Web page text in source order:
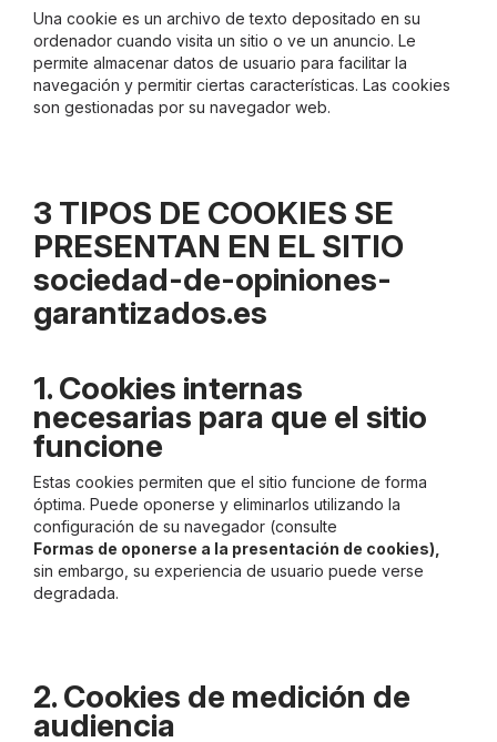
Una cookie es un archivo de texto depositado en su
ordenador cuando visita un sitio o ve un anuncio. Le
permite almacenar datos de usuario para facilitar la
navegación y permitir ciertas características. Las cookies
son gestionadas por su navegador web.
3 TIPOS DE COOKIES SE
PRESENTAN EN EL SITIO
sociedad-de-opiniones-
garantizados.es
1. Cookies internas
necesarias para que el sitio
funcione
Estas cookies permiten que el sitio funcione de forma
óptima. Puede oponerse y eliminarlos utilizando la
configuración de su navegador (consulte
Formas de oponerse a la presentación de cookies),
sin embargo, su experiencia de usuario puede verse
degradada.
2. Cookies de medición de
audiencia